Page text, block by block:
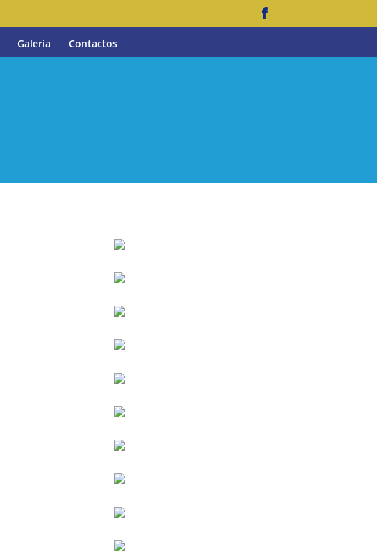
Galeria Contactos